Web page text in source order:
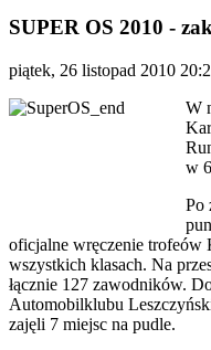
SUPER OS 2010 -
piątek, 26 listopad 2010
W
w
Po
oficjalne wręczenie trofeów
wszystkich klasach. Na
łącznie 127 zawodników.
Automobilklubu
zajęli 7 miejsc na pudle.